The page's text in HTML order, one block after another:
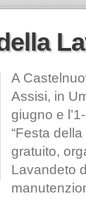
A
Assisi, in
giugno e
“Festa
gratuito,
Lavandeto